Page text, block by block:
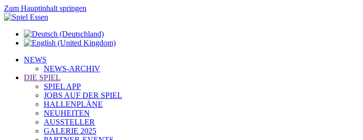
Zum Hauptinhalt springen
NEWS
NEWS-ARCHIV
DIE SPIEL
SPIEL APP
JOBS AUF DER SPIEL
HALLENPLÄNE
NEUHEITEN
AUSSTELLER
GALERIE 2025